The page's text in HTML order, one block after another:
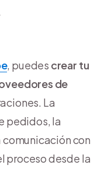
, puedes crear tu
de
La
pedidos, la
con
proceso desde la